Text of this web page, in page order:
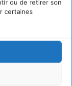
ou de retirer son
certaines
le large
de
collisions-